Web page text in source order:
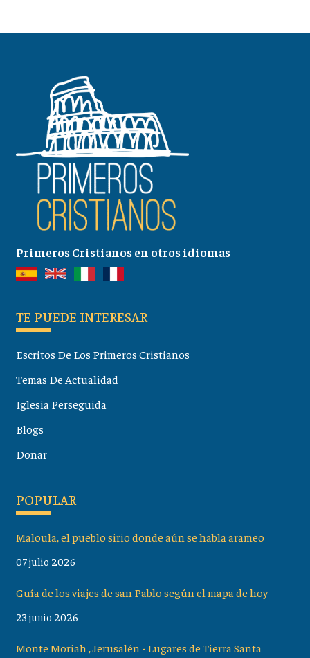
Primeros Cristianos en otros idiomas
TE PUEDE INTERESAR
Escritos De Los Primeros Cristianos
Temas De Actualidad
Iglesia Perseguida
Blogs
Donar
POPULAR
Maloula, el pueblo sirio donde aún se habla arameo
07 julio 2026
Guía de los viajes de san Pablo según el mapa de hoy
23 junio 2026
Monte Moriah , Jerusalén - Lugares de Tierra Santa